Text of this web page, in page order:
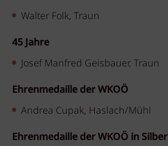
Walter Folk, Traun
45 Jahre
Josef Manfred Geisbauer, Traun
Ehrenmedaille der WKOÖ
Andrea Cupak, Haslach/Mühl
Ehrenmedaille der WKOÖ in Silber